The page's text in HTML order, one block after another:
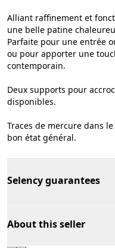
Alliant raffinement et
une belle patine
Parfaite pour une entrée
ou pour apporter une
contemporain.
Deux supports pour
disponibles.
Traces de mercure dans
bon état général.
Selency guarantees
About this seller